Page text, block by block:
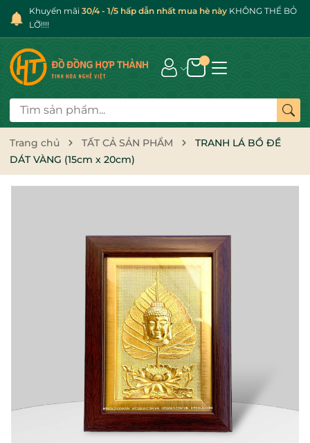
Khuyến mãi 30/4 - 1/5 hấp dẫn nhất mua hè này KHÔNG THỂ BỎ
LỠ!!!!
Trang chủ TẤT CẢ SẢN PHẨM
TRANH LÁ BỒ ĐỀ
DÁT VÀNG (15cm x 20cm)